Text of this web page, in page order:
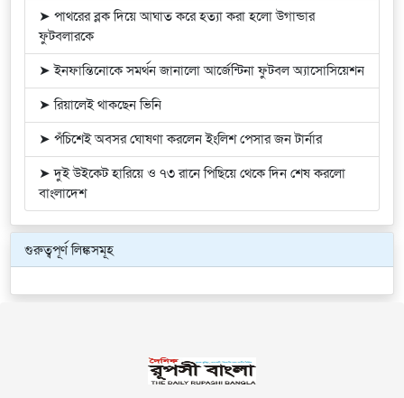
➤ পাথরের ব্লক দিয়ে আঘাত করে হত্যা করা হলো উগান্ডার
ফুটবলারকে
➤ ইনফান্তিনোকে সমর্থন জানালো আর্জেন্টিনা ফুটবল অ্যাসোসিয়েশন
➤ রিয়ালেই থাকছেন ভিনি
➤ পঁচিশেই অবসর ঘোষণা করলেন ইংলিশ পেসার জন টার্নার
➤ দুই উইকেট হারিয়ে ও ৭৩ রানে পিছিয়ে থেকে দিন শেষ করলো
বাংলাদেশ
গুরুত্বপূর্ণ লিঙ্কসমূহ